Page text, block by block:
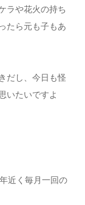
ラや花火の持ち
たら元も子もあ
だし、今日も怪
いたいですよ
近く毎月一回の